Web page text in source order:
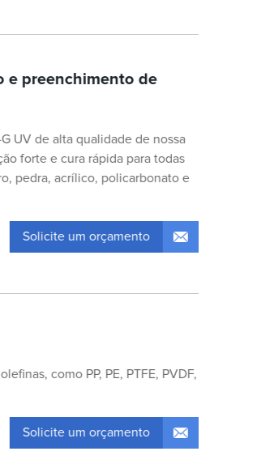
e preenchimento de
UV de alta qualidade de nossa
forte e cura rápida para todas
pedra, acrílico, policarbonato e
Solicite um orçamento
como PP, PE, PTFE, PVDF,
Solicite um orçamento